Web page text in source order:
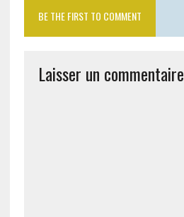
BE THE FIRST TO COMMENT
Laisser un commentaire